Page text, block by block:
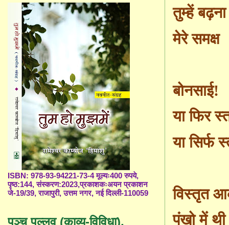
तुम्हें
मेरे समक्ष
बोनसाई!
या फिर
या सिर्फ
विस्तृत
पंखो में थी
ISBN: 978-93-94221-73-4 मूल्यः400 रुपये,
पृष्ठ:144, संस्करण:2023,प्रकाशकःअयन प्रकाशन
जे-19/39, राजापुरी, उत्तम नगर, नई दिल्ली-110059
पञ्च पल्लव (काव्य-विविधा),